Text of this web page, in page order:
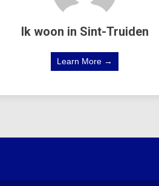
Ik woon in Sint-Truiden
Learn More →